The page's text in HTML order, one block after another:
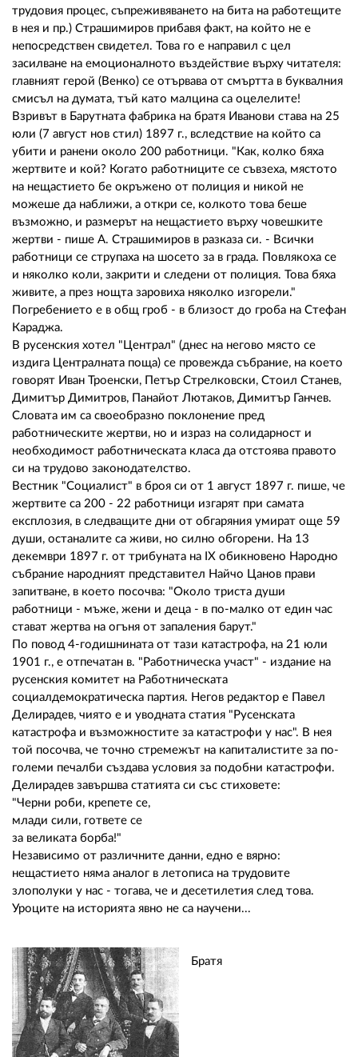
трудовия процес, съпреживяването на бита на работещите
в нея и пр.) Страшимиров прибавя факт, на който не е
непосредствен свидетел. Това го е направил с цел
засилване на емоционалното въздействие върху читателя:
главният герой (Венко) се отървава от смъртта в буквалния
смисъл на думата, тъй като малцина са оцелелите!
Взривът в Барутната фабрика на братя Иванови става на 25
юли (7 август нов стил) 1897 г., вследствие на който са
убити и ранени около 200 работници. "Как, колко бяха
жертвите и кой? Когато работниците се съвзеха, мястото
на нещастието бе окръжено от полиция и никой не
можеше да наближи, а откри се, колкото това беше
възможно, и размерът на нещастието върху човешките
жертви - пише А. Страшимиров в разказа си. - Всички
работници се струпаха на шосето за в града. Повлякоха се
и няколко коли, закрити и следени от полиция. Това бяха
живите, а през нощта заровиха няколко изгорели."
Погребението е в общ гроб - в близост до гроба на Стефан
Караджа.
В русенския хотел "Централ" (днес на негово място се
издига Централната поща) се провежда събрание, на което
говорят Иван Троенски, Петър Стрелковски, Стоил Станев,
Димитър Димитров, Панайот Лютаков, Димитър Ганчев.
Словата им са своеобразно поклонение пред
работническите жертви, но и израз на солидарност и
необходимост работническата класа да отстоява правото
си на трудово законодателство.
Вестник "Социалист" в броя си от 1 август 1897 г. пише, че
жертвите са 200 - 22 работници изгарят при самата
експлозия, в следващите дни от обгаряния умират още 59
души, останалите са живи, но силно обгорени. На 13
декември 1897 г. от трибуната на ІХ обикновено Народно
събрание народният представител Найчо Цанов прави
запитване, в което посочва: "Около триста души
работници - мъже, жени и деца - в по-малко от един час
стават жертва на огъня от запаления барут."
По повод 4-годишнината от тази катастрофа, на 21 юли
1901 г., е отпечатан в. "Работническа участ" - издание на
русенския комитет на Работническата
социалдемократическа партия. Негов редактор е Павел
Делирадев, чиято е и уводната статия "Русенската
катастрофа и възможностите за катастрофи у нас". В нея
той посочва, че точно стремежът на капиталистите за по-
големи печалби създава условия за подобни катастрофи.
Делирадев завършва статията си със стиховете:
"Черни роби, крепете се,
млади сили, гответе се
за великата борба!"
Независимо от различните данни, едно е вярно:
нещастието няма аналог в летописа на трудовите
злополуки у нас - тогава, че и десетилетия след това.
Уроците на историята явно не са научени...
Братя